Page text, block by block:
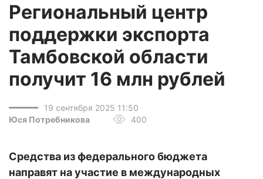
Региональный центр
поддержки экспорта
Тамбовской области
получит 16 млн рублей
19 сентября 2025 11:50
Юся Потребникова
400
Средства из федерального бюджета
направят на участие в международных